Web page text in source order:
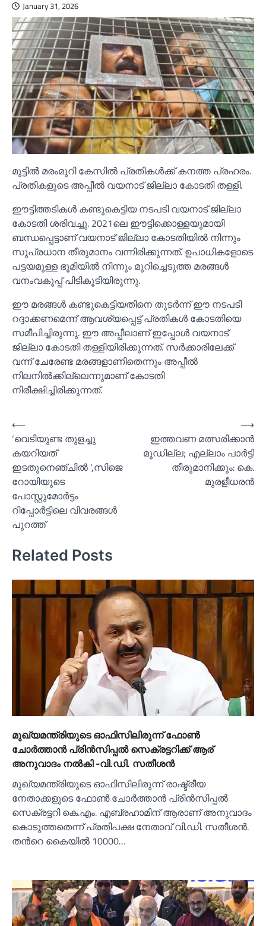
January 31, 2026
മുട്ടില്‍ മരംമുറി കേസില്‍ പ്രതികള്‍ക്ക് കനത്ത പ്രഹരം.
പ്രതികളുടെ അപ്പീല്‍ വയനാട് ജില്ലാ കോടതി തള്ളി.
ഈട്ടിത്തടികള്‍ കണ്ടുകെട്ടിയ നടപടി വയനാട് ജില്ലാ
കോടതി ശരിവച്ചു. 2021ലെ ഈട്ടിക്കൊള്ളയുമായി
ബന്ധപ്പെട്ടാണ് വയനാട് ജില്ലാ കോടതിയില്‍ നിന്നും
സുപ്രധാന തീരുമാനം വന്നിരിക്കുന്നത്. ഉപാധികളോടെ
പട്ടയമുള്ള ഭൂമിയില്‍ നിന്നും മുറിച്ചെടുത്ത മരങ്ങള്‍
വനംവകുപ്പ് പിടികൂടിയിരുന്നു.
ഈ മരങ്ങള്‍ കണ്ടുകെട്ടിയതിനെ തുടര്‍ന്ന് ഈ നടപടി
റദ്ദാക്കണമെന്ന് ആവശ്യപ്പെട്ട് പ്രതികള്‍ കോടതിയെ
സമീപിച്ചിരുന്നു. ഈ അപ്പീലാണ് ഇപ്പോള്‍ വയനാട്
ജില്ലാ കോടതി തള്ളിയിരിക്കുന്നത്. സര്‍ക്കാരിലേക്ക്
വന്ന് ചേരേണ്ട മരങ്ങളാണിതെന്നും അപ്പീല്‍
നിലനില്‍ക്കില്ലെന്നുമാണ് കോടതി
നിരീക്ഷിച്ചിരിക്കുന്നത്.
Post
navigation
⟵
‘വെടിയുണ്ട തുളച്ചു
കയറിയത്
ഇടതുനെഞ്ചില്‍ ‘,സിജെ
റോയിയുടെ
പോസ്റ്റുമോര്‍ട്ടം
റിപ്പോര്‍ട്ടിലെ വിവരങ്ങള്‍
പുറത്ത്
ഇത്തവണ മത്സരിക്കാൻ
മൂഡില്ല; എല്ലാം പാര്‍ട്ടി
തീരുമാനിക്കും: കെ.
മുരളീധരൻ
⟶
Related Posts
മുഖ്യമന്ത്രിയുടെ ഓഫിസിലിരുന്ന് ഫോണ്‍
ചോര്‍ത്താൻ പ്രിൻസിപ്പല്‍ സെക്രട്ടറിക്ക് ആര്
അനുവാദം നല്‍കി -വി.ഡി. സതീശൻ
മുഖ്യമന്ത്രിയുടെ ഓഫിസിലിരുന്ന് രാഷ്ട്രീയ
നേതാക്കളുടെ ഫോണ്‍ ചോർത്താൻ പ്രിൻസിപ്പല്‍
സെക്രട്ടറി കെ.എം. എബ്രഹാമിന് ആരാണ് അനുവാദം
കൊടുത്തതെന്ന് പ്രതിപക്ഷ നേതാവ് വി.ഡി. സതീശൻ.
തന്‍റെ കൈയില്‍ 10000…